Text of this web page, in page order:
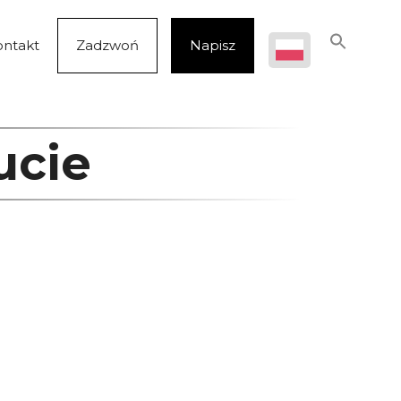
Zadzwoń Napisz